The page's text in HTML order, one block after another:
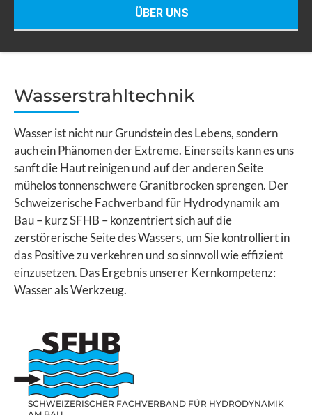
ÜBER UNS
Wasserstrahltechnik
Wasser ist nicht nur Grundstein des Lebens, sondern
auch ein Phänomen der Extreme. Einerseits kann es uns
sanft die Haut reinigen und auf der anderen Seite
mühelos tonnenschwere Granitbrocken sprengen. Der
Schweizerische Fachverband für Hydrodynamik am
Bau – kurz SFHB – konzentriert sich auf die
zerstörerische Seite des Wassers, um Sie kontrolliert in
das Positive zu verkehren und so sinnvoll wie effizient
einzusetzen. Das Ergebnis unserer Kernkompetenz:
Wasser als Werkzeug.
SCHWEIZERISCHER FACHVERBAND FÜR HYDRODYNAMIK